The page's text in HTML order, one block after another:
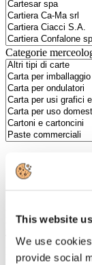
This website
We use
provide social
Categorie
Milano
Bastioni di Porta
Tel. +39 02-
Fax. +39 02-